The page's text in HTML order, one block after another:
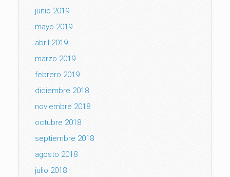
junio 2019
mayo 2019
abril 2019
marzo 2019
febrero 2019
diciembre 2018
noviembre 2018
octubre 2018
septiembre 2018
agosto 2018
julio 2018